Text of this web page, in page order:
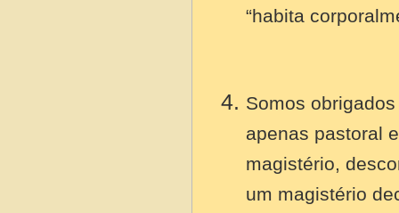
“habita
Somos
apenas pastoral
magistério,
um magistério